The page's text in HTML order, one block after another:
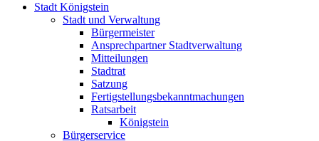
Stadt Königstein
Stadt und Verwaltung
Bürgermeister
Ansprechpartner Stadtverwaltung
Mitteilungen
Stadtrat
Satzung
Fertigstellungsbekanntmachungen
Ratsarbeit
Königstein
Bürgerservice